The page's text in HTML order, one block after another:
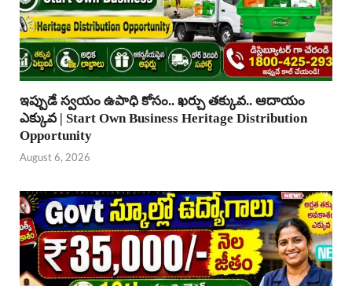
ఇప్పుడే స్వయం ఉపాధి కోసం.. ఖర్చు తక్కువ.. ఆదాయం
ఎక్కువ | Start Own Business Heritage Distribution
Opportunity
August 6, 2026